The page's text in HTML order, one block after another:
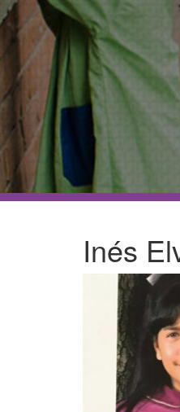
Raíces
Inés